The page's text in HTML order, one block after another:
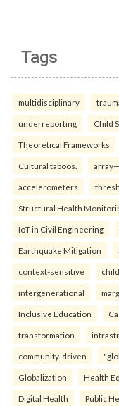
Tags
multidisciplinary
underreporting Child
Theoretical Frameworks
Cultural taboos.
accelerometers
Structural Health
IoT in Civil Engineering
Earthquake Mitigation
context-sensitive
intergenerational
Inclusive Education
transformation
community-driven
Globalization Health
Digital Health Public